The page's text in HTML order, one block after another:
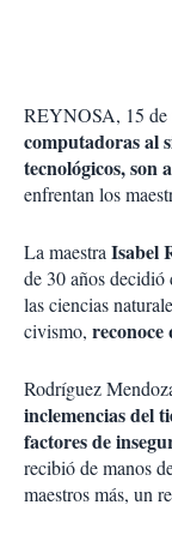
REYNOSA, 15 de
computadoras al
tecnológicos, son
enfrentan los
La maestraIsabel
de 30 años decidió
las ciencias
civismo, reconoce
Rodríguez
inclemencias del
factores de
recibió de manos
maestros más, un